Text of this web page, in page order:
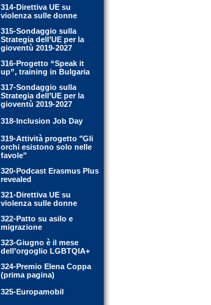
314-Direttiva UE su
violenza sulle donne
315-Sondaggio sulla
Strategia dell’UE per la
gioventù 2019-2027
316-Progetto “Speak it
up”, training in Bulgaria
317-Sondaggio sulla
Strategia dell’UE per la
gioventù 2019-2027
318-Inclusion Job Day
319-Attività progetto "Gli
orchi esistono solo nelle
favole"
320-Podcast Erasmus Plus
revealed
321-Direttiva UE su
violenza sulle donne
322-Patto su asilo e
migrazione
323-Giugno è il mese
dell’orgoglio LGBTQIA+
324-Premio Elena Coppa
(prima pagina)
325-Europamobil